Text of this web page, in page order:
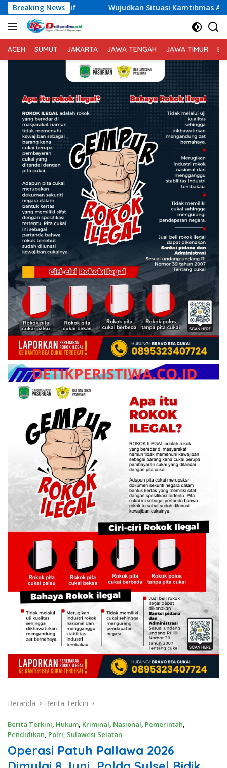
Langsung
ke
konten
Breaking News
Wujudkan Situasi Kamtibmas Aman dan Kondusif, Personel
ACEH SUMUT JAKARTA JAWA TENGAH JAWA TIMUR
Beranda Berita Terkini
Berita Terkini, Hukum, Kriminal, Nasional, Pemerintah,
Pendidikan, Polri, Sulawesi Selatan
Operasi Patuh Pallawa 2026